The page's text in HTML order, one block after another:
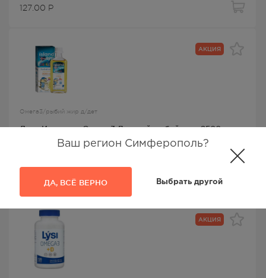
Ваш регион Симферополь?
ДА, ВСЁ ВЕРНО Выбрать другой
127.00 Р
АКЦИЯ
Омега3/рыбий жир д/дет
Лиси Исландия Омега-3 Детский рыбий жир 2500 мг со
Омега-3
2999.00 Р
АКЦИЯ